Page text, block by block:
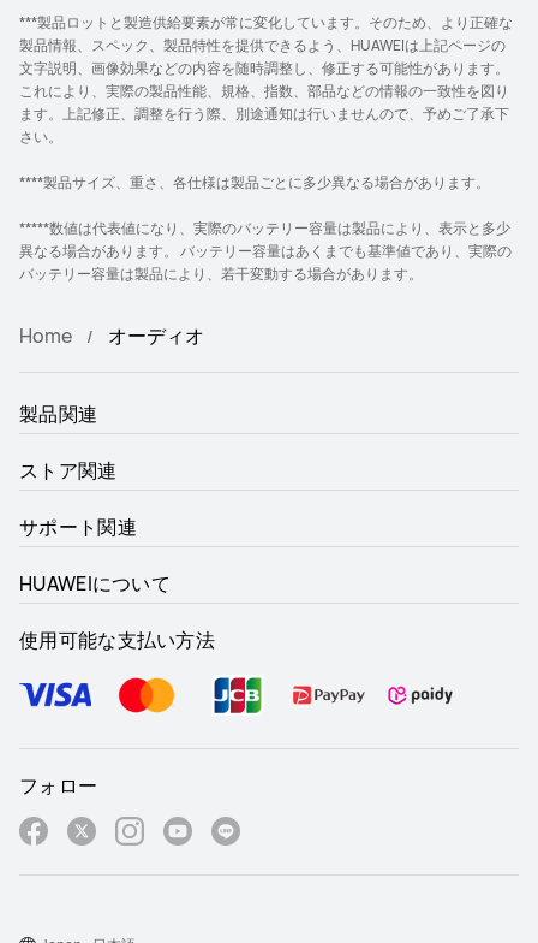
***製品ロットと製造供給要素が常に変化しています。そのため、より正確な
製品情報、スペック、製品特性を提供できるよう、HUAWEIは上記ページの
文字説明、画像効果などの内容を随時調整し、修正する可能性があります。
これにより、実際の製品性能、規格、指数、部品などの情報の一致性を図り
ます。上記修正、調整を行う際、別途通知は行いませんので、予めご了承下
さい。
****製品サイズ、重さ、各仕様は製品ごとに多少異なる場合があります。
*****数値は代表値になり、実際のバッテリー容量は製品により、表示と多少
異なる場合があります。 バッテリー容量はあくまでも基準値であり、実際の
バッテリー容量は製品により、若干変動する場合があります。
Home オーディオ
製品関連
ストア関連
サポート関連
HUAWEIについて
使用可能な支払い方法
フォロー